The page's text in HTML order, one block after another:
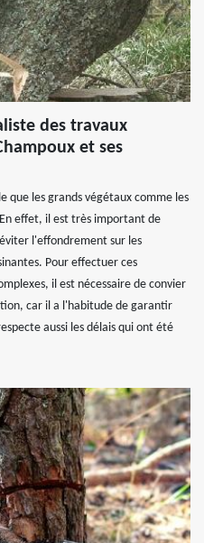
des travaux
et ses
que les grands végétaux comme les
effet, il est très important de
l'effondrement sur les
Pour effectuer ces
il est nécessaire de convier
car il a l'habitude de garantir
aussi les délais qui ont été